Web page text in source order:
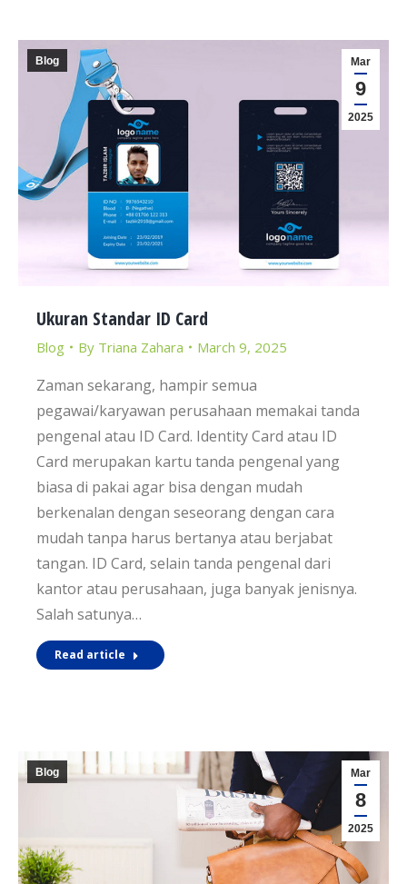
Mar
9
2025
Blog
Ukuran Standar ID Card
Blog By Triana Zahara March 9, 2025
Zaman sekarang, hampir semua
pegawai/karyawan perusahaan memakai tanda
pengenal atau ID Card. Identity Card atau ID
Card merupakan kartu tanda pengenal yang
biasa di pakai agar bisa dengan mudah
berkenalan dengan seseorang dengan cara
mudah tanpa harus bertanya atau berjabat
tangan. ID Card, selain tanda pengenal dari
kantor atau perusahaan, juga banyak jenisnya.
Salah satunya…
Read article
Mar
8
2025
Blog